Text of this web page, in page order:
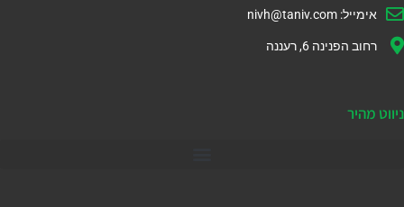
אימייל: nivh@taniv.com
רחוב הפנינה 6, רעננה
ניווט מהיר